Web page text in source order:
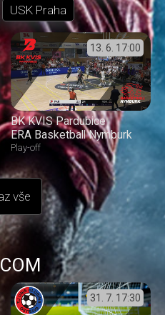
USK Praha
13. 6. 17:00
BK KVIS Pardubice
ERA Basketball Nymburk
Play-off
vše
31. 7. 17:30